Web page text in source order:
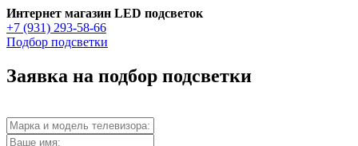
Интернет магазин LED подсветок
+7 (931) 293-58-66
Подбор подсветки
Заявка на подбор подсветки